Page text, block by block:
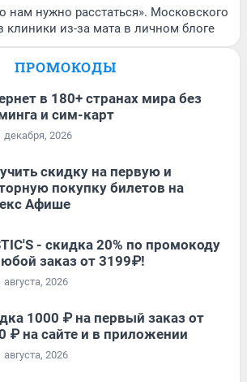
нам нужно расстаться». Московского
клиники из-за мата в личном блоге
ПРОМОКОДЫ
в 180+ странах мира без
и сим-карт
декабря, 2026
скидку на первую и
покупку билетов на
Афише
- скидка 20% по промокоду
заказ от 3199₽!
2026
1000 ₽ на первый заказ от
₽ на сайте и в приложении
2026